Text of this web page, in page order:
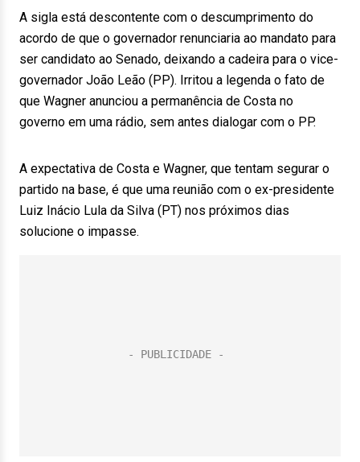
A sigla está descontente com o descumprimento do
acordo de que o governador renunciaria ao mandato para
ser candidato ao Senado, deixando a cadeira para o vice-
governador João Leão (PP). Irritou a legenda o fato de
que Wagner anunciou a permanência de Costa no
governo em uma rádio, sem antes dialogar com o PP.
A expectativa de Costa e Wagner, que tentam segurar o
partido na base, é que uma reunião com o ex-presidente
Luiz Inácio Lula da Silva (PT) nos próximos dias
solucione o impasse.